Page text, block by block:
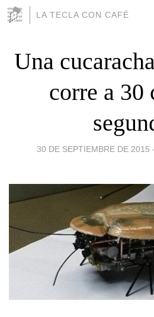
LA TECLA CON CAFÉ
Una
corre a 30
30 DE SEPTIEMBRE DE 2015